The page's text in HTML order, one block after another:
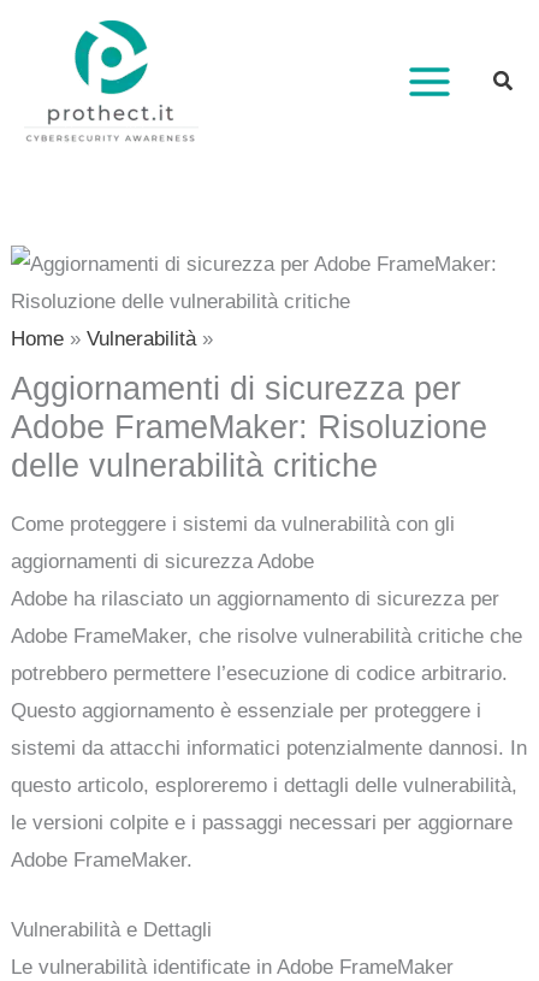
contenuto
Home Vulnerabilità
Aggiornamenti di sicurezza per
Adobe FrameMaker: Risoluzione
delle vulnerabilità critiche
Come proteggere i sistemi da vulnerabilità con gli
aggiornamenti di sicurezza Adobe
Adobe ha rilasciato un aggiornamento di sicurezza per
Adobe FrameMaker, che risolve vulnerabilità critiche che
potrebbero permettere l’esecuzione di codice arbitrario.
Questo aggiornamento è essenziale per proteggere i
sistemi da attacchi informatici potenzialmente dannosi. In
questo articolo, esploreremo i dettagli delle vulnerabilità,
le versioni colpite e i passaggi necessari per aggiornare
Adobe FrameMaker.
Vulnerabilità e Dettagli
Le vulnerabilità identificate in Adobe FrameMaker